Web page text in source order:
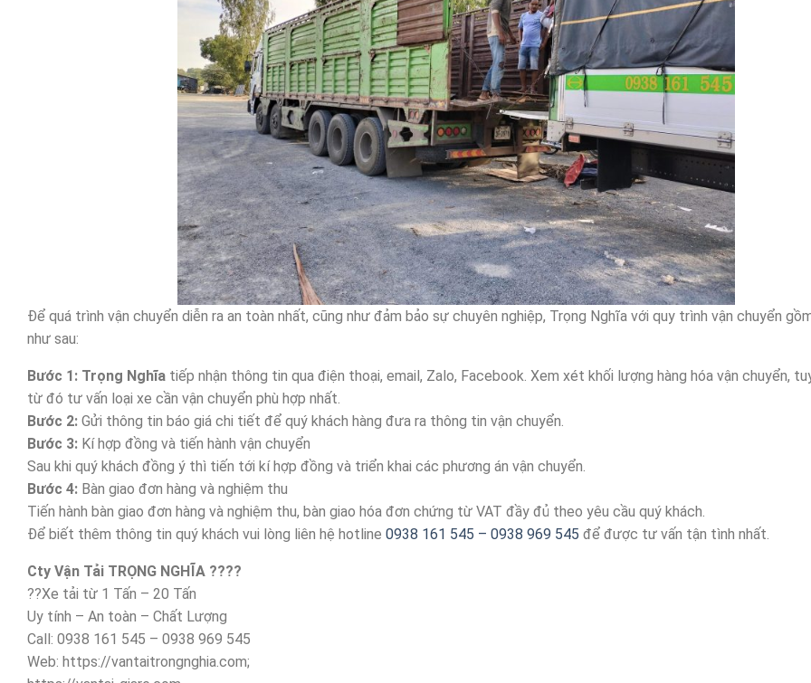
Để quá trình vận chuyển diễn ra an toàn nhất, cũng như đảm bảo sự chuyên nghiệp, Trọng Nghĩa với quy trình vận chuyển
như sau:
Bước 1: Trọng Nghĩa tiếp nhận thông tin qua điện thoại, email, Zalo, Facebook. Xem xét khối lượng hàng hóa vận chuyển,
từ đó tư vấn loại xe cần vận chuyển phù hợp nhất.
Bước 2: Gửi thông tin báo giá chi tiết để quý khách hàng đưa ra thông tin vận chuyển.
Bước 3: Kí hợp đồng và tiến hành vận chuyển
Sau khi quý khách đồng ý thì tiến tới kí hợp đồng và triển khai các phương án vận chuyển.
Bước 4: Bàn giao đơn hàng và nghiệm thu
Tiến hành bàn giao đơn hàng và nghiệm thu, bàn giao hóa đơn chứng từ VAT đầy đủ theo yêu cầu quý khách.
Để biết thêm thông tin quý khách vui lòng liên hệ hotline 0938 161 545 – 0938 969 545 để được tư vấn tận tình nhất.
Cty Vận Tải TRỌNG NGHĨA ????
??Xe tải từ 1 Tấn – 20 Tấn
Uy tính – An toàn – Chất Lượng
Call: 0938 161 545 – 0938 969 545
Web: https://vantaitrongnghia.com;